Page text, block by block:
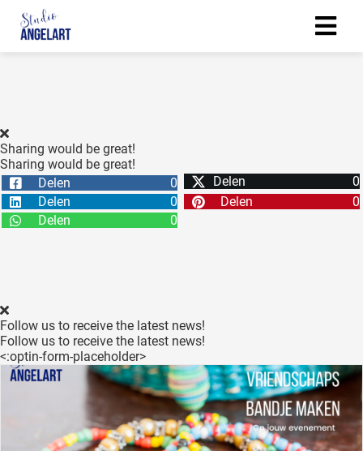
Sharing would be great!
Sharing would be great!
Delen
0 Delen
0
Delen
0 Delen
0
Delen
0
Follow us to receive the latest news!
Follow us to receive the latest news!
<:optin-form-placeholder>
en